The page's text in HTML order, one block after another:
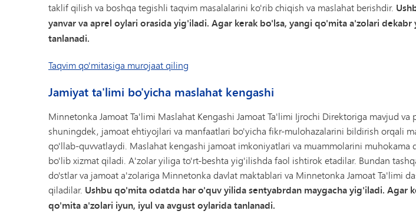
taklif qilish va boshqa tegishli taqvim masalalarini ko'rib chiqish va maslahat berishdir.
yanvar va aprel oylari orasida yig'iladi. Agar kerak bo'lsa, yangi qo'mita a'zolari dekabr
tanlanadi.
Taqvim qo'mitasiga murojaat qiling
Jamiyat ta'limi bo'yicha maslahat kengashi
Minnetonka Jamoat Ta'limi Maslahat Kengashi Jamoat Ta'limi Ijrochi Direktoriga mavjud va
shuningdek, jamoat ehtiyojlari va manfaatlari bo'yicha fikr-mulohazalarini bildirish orqali
qo'llab-quvvatlaydi. Maslahat kengashi jamoat imkoniyatlari va muammolarini muhokama
bo'lib xizmat qiladi. A'zolar yiliga to'rt-beshta yig'ilishda faol ishtirok etadilar. Bundan
do'stlar va jamoat a'zolariga Minnetonka davlat maktablari va Minnetonka Jamoat Ta'limi
qiladilar. Ushbu qo'mita odatda har o'quv yilida sentyabrdan maygacha yig'iladi. Agar
qo'mita a'zolari iyun, iyul va avgust oylarida tanlanadi.